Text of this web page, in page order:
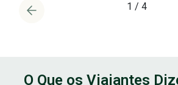
1 / 4
O Que os Viajantes